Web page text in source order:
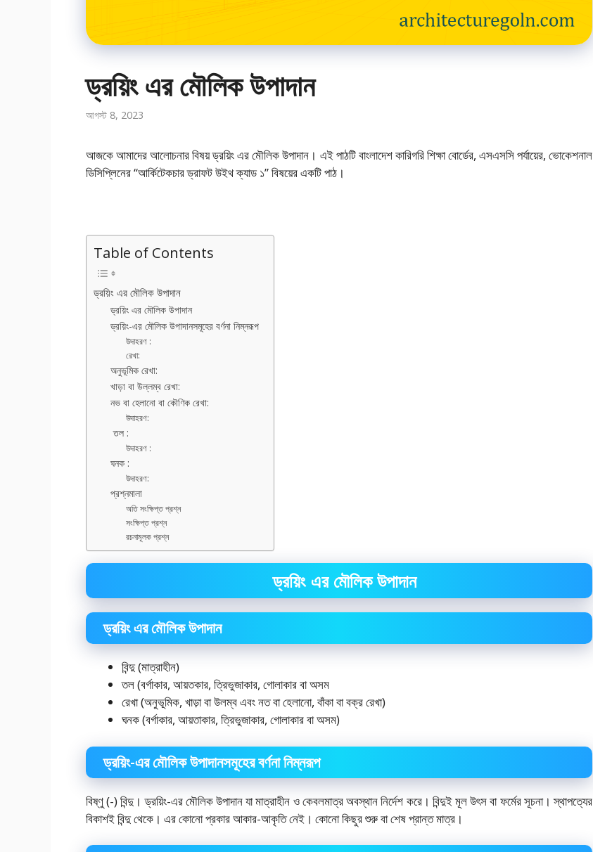
ড্রয়িং এর মৌলিক উপাদান
আগস্ট 8, 2023
আজকে আমাদের আলোচনার বিষয় ড্রয়িং এর মৌলিক উপাদান। এই পাঠটি বাংলাদেশ কারিগরি শিক্ষা বোর্ডের, এসএসসি পর্যায়ের, ভোকেশনাল
ডিসিপ্লিনের “আর্কিটেকচার ড্রাফট উইথ ক্যাড ১” বিষয়ের একটি পাঠ।
Table of Contents
ড্রয়িং এর মৌলিক উপাদান
ড্রয়িং এর মৌলিক উপাদান
ড্রয়িং-এর মৌলিক উপাদানসমূহের বর্ণনা নিম্নরূপ
উদাহরণ :
রেখা:
অনুভূমিক রেখা:
খাড়া বা উল্লম্ব রেখা:
নভ বা হেলানো বা কৌণিক রেখা:
উদাহরণ:
তল :
উদাহরণ :
ঘনক :
উদাহরণ:
প্রশ্নমালা
অতি সংক্ষিপ্ত প্রশ্ন
সংক্ষিপ্ত প্রশ্ন
রচনামূলক প্রশ্ন
ড্রয়িং এর মৌলিক উপাদান
ড্রয়িং এর মৌলিক উপাদান
বিন্দু (মাত্রাহীন)
তল (বর্গাকার, আয়তকার, ত্রিভুজাকার, গোলাকার বা অসম
রেখা (অনুভূমিক, খাড়া বা উলম্ব এবং নত বা হেলানো, বাঁকা বা বক্র রেখা)
ঘনক (বর্গাকার, আয়তাকার, ত্রিভুজাকার, গোলাকার বা অসম)
ড্রয়িং-এর মৌলিক উপাদানসমূহের বর্ণনা নিম্নরূপ
বিষ্ণু (-) বিন্দু। ড্রয়িং-এর মৌলিক উপাদান যা মাত্রাহীন ও কেবলমাত্র অবস্থান নির্দেশ করে। বিন্দুই মূল উৎস বা ফর্মের সূচনা। স্থাপত্যের
বিকাশই বিন্দু থেকে। এর কোনো প্রকার আকার-আকৃতি নেই। কোনো কিছুর শুরু বা শেষ প্রান্ত মাত্র।